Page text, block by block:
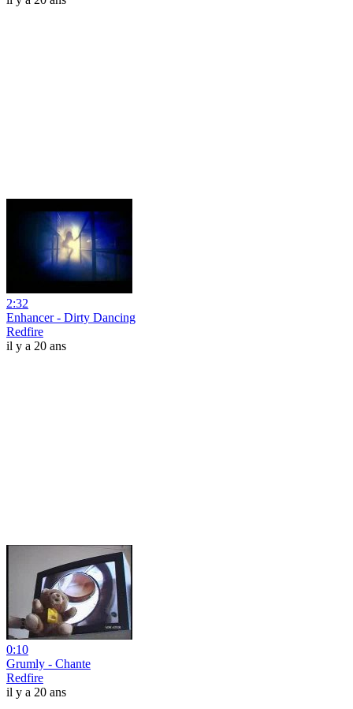
2:32
Enhancer - Dirty Dancing
Redfire
il y a 20 ans
0:10
Grumly - Chante
Redfire
il y a 20 ans